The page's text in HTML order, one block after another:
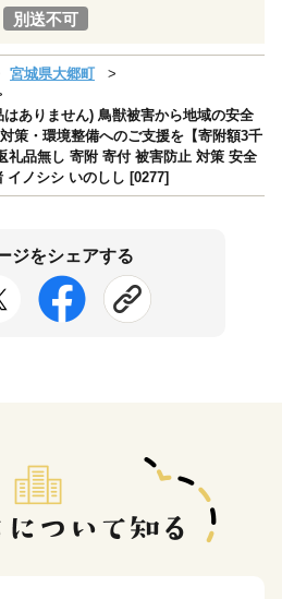
別送不可
宮城県大郷町
ありません) 鳥獣被害から地域の安全
策・環境整備へのご支援を【寄附額3千
礼品無し 寄附 寄付 被害防止 対策 安全
イノシシ いのしし [0277]
ジをシェアする